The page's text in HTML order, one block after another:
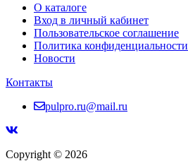
О каталоге
Вход в личный кабинет
Пользовательское соглашение
Политика конфиденциальности
Новости
Контакты
pulpro.ru@mail.ru
Copyright © 2026